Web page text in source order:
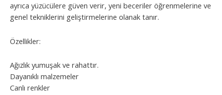
ayrıca yüzücülere güven verir, yeni beceriler öğrenmelerine ve
genel tekniklerini geliştirmelerine olanak tanır.
Özellikler:
Ağızlık yumuşak ve rahattır.
Dayanıklı malzemeler
Canlı renkler